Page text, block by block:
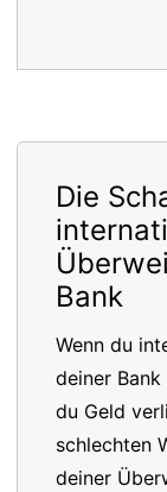
Die
Bank
Wenn du
deiner
du Geld
schlechten
deiner